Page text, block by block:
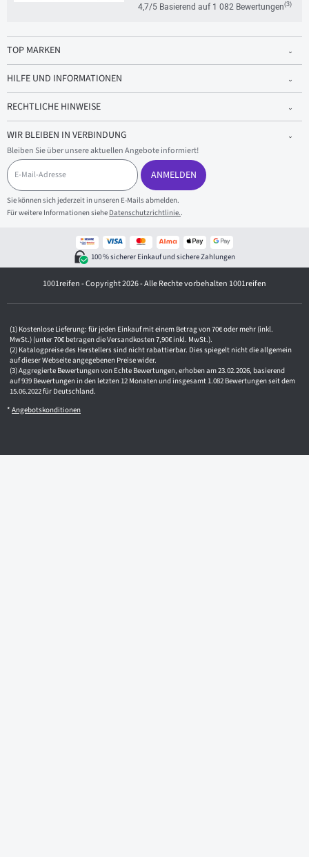
4,7/5 Basierend auf 1 082 Bewertungen(3)
TOP MARKEN
HILFE UND INFORMATIONEN
RECHTLICHE HINWEISE
WIR BLEIBEN IN VERBINDUNG
Bleiben Sie über unsere aktuellen Angebote informiert!
E
-
M
a
i
l
e
ANMELDEN
Sie können sich jederzeit in unseren E-Mails abmelden.
Für weitere Informationen siehe Datenschutzrichtlinie..
100 % sicherer Einkauf und sichere Zahlungen
1001reifen - Copyright 2026 - Alle Rechte vorbehalten 1001reifen
Kostenlose Lieferung: für jeden Einkauf mit einem Betrag von 70€ oder mehr (inkl.
MwSt.) (unter 70€ betragen die Versandkosten 7,90€ inkl. MwSt.).
Katalogpreise des Herstellers sind nicht rabattierbar. Dies spiegelt nicht die allgemein
auf dieser Webseite angegebenen Preise wider.
Aggregierte Bewertungen von Echte Bewertungen, erhoben am 23.02.2026, basierend
auf 939 Bewertungen in den letzten 12 Monaten und insgesamt 1.082 Bewertungen seit dem
15.06.2022 für Deutschland.
* Angebotskonditionen